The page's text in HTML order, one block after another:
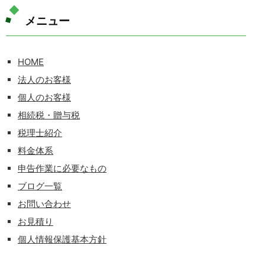
メニュー
HOME
法人のお客様
個人のお客様
相続税・贈与税
税理士紹介
料金体系
申告作業に必要なもの
ブログ一覧
お問い合わせ
お見積り
個人情報保護基本方針